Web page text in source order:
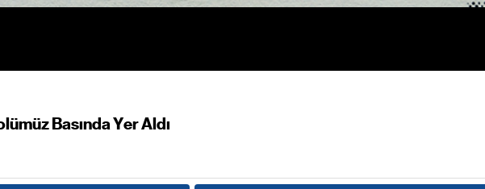
Basında Yer Aldı